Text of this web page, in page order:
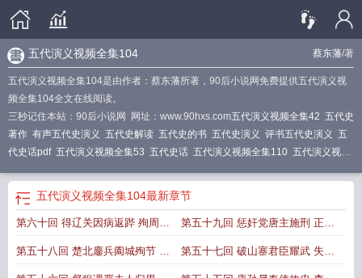
蔡东藩/著
五代演义视频全集104
五代演义视频全集104是由作者：蔡东藩所著，90后小说网免费提供五代演义视
频全集104全文在线阅读。
三秒记住本站：90后小说网 网址：www.90hxs.com五代演义视频全集42 五代史
著作 有声五代史演义 五代史解读 五代史的书 五代史演义 评书五代史演义 五
代史话pdf 五代演义视频全集53 五代史话 五代演义视频全集110 五代演义视频
藩历朝通俗演义在线阅读
五代史话在线阅读
全集104
五代演义视频全集104最新章节
第六十回 得辽关因病返跸 殉周将
禅位终篇
第五十九回 惩奸党唐主施刑 正乐
悬周臣明律
第五十八回 楚北鏖兵阖城殉节 淮 第五十七回 破山寨君臣耀武 失州